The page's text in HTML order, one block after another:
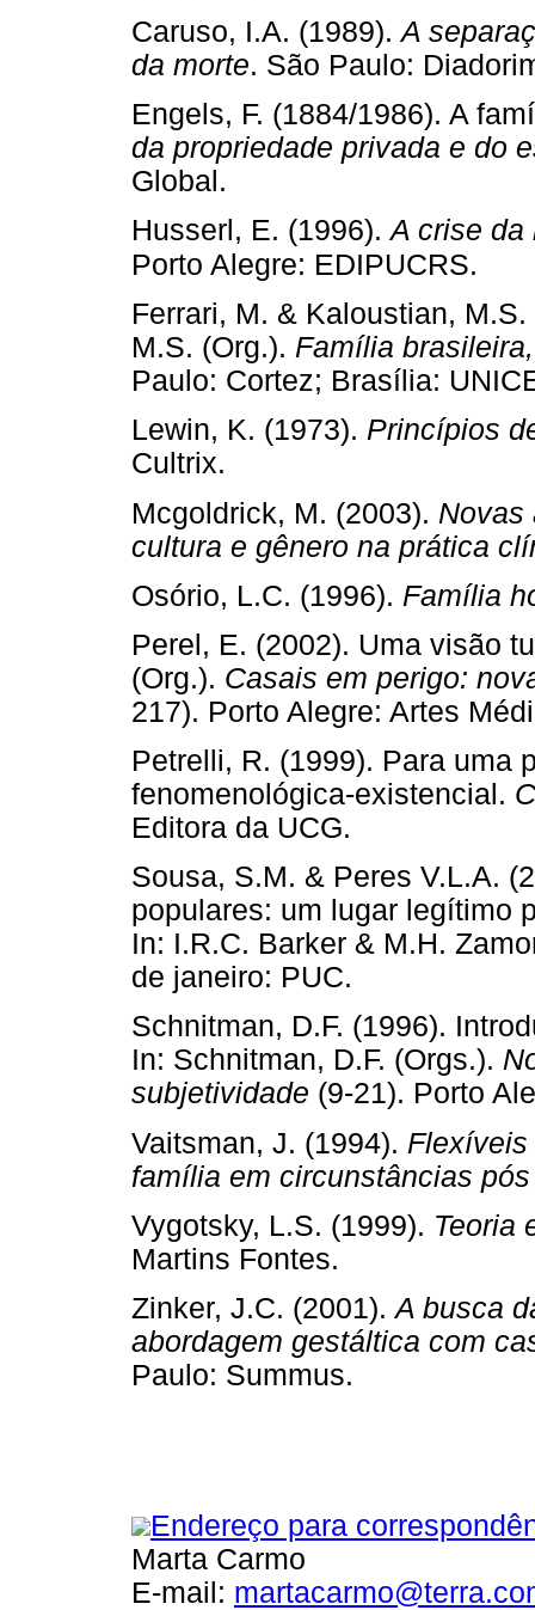
Caruso, I.A. (1989).A
da morte. São Paulo:
Engels, F. (1884/1986). A
da propriedade privada e do
Global.
Husserl, E. (1996).A crise da
Porto Alegre: EDIPUCRS.
Ferrari, M. & Kaloustian,
M.S. (Org.). Família
Paulo: Cortez; Brasília:
Lewin, K. (1973). Princípios
Cultrix.
Mcgoldrick, M. (2003). Novas
cultura e gênero na prática
Osório, L.C. (1996). Família
Perel, E. (2002). Uma visão
(Org.). Casais em perigo:
217). Porto Alegre: Artes
Petrelli, R. (1999). Para uma
fenomenológica-existencial.
Editora da UCG.
Sousa, S.M. & Peres V.L.A.
populares: um lugar legítimo
In: I.R.C. Barker & M.H.
de janeiro: PUC.
Schnitman, D.F. (1996).
In: Schnitman, D.F. (Orgs.).
subjetividade (9-21). Porto
Vaitsman, J. (1994). Flexíveis
família em circunstâncias
Vygotsky, L.S. (1999). Teoria
Martins Fontes.
Zinker, J.C. (2001).A busca
abordagem gestáltica com
Paulo: Summus.
Endereço para
Marta Carmo
E-mail: